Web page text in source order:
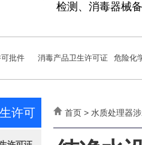
检测、消毒器械
批件 消毒产品卫生许可证 危险化
许可 首页 > 水质处理器